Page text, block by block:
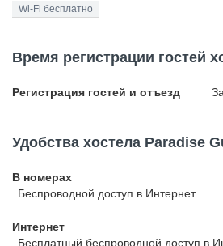
Wi-Fi бесплатно
Время регистрации гостей
Регистрация гостей и отъезд
Удобства хостела Paradise
В номерах
Беспроводной доступ в Интернет
Интернет
Бесплатный беспроводной доступ в